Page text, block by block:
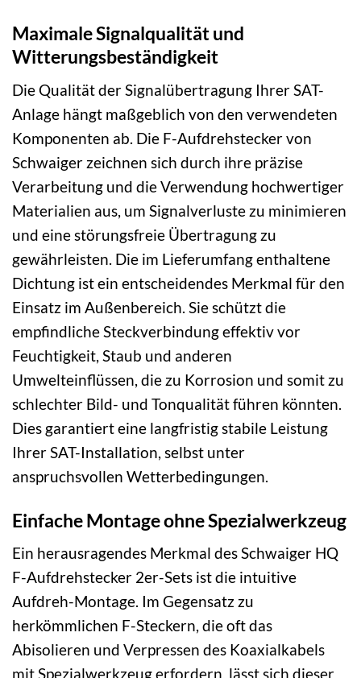
Maximale Signalqualität und
Witterungsbeständigkeit
Die Qualität der Signalübertragung Ihrer SAT-
Anlage hängt maßgeblich von den verwendeten
Komponenten ab. Die F-Aufdrehstecker von
Schwaiger zeichnen sich durch ihre präzise
Verarbeitung und die Verwendung hochwertiger
Materialien aus, um Signalverluste zu minimieren
und eine störungsfreie Übertragung zu
gewährleisten. Die im Lieferumfang enthaltene
Dichtung ist ein entscheidendes Merkmal für den
Einsatz im Außenbereich. Sie schützt die
empfindliche Steckverbindung effektiv vor
Feuchtigkeit, Staub und anderen
Umwelteinflüssen, die zu Korrosion und somit zu
schlechter Bild- und Tonqualität führen könnten.
Dies garantiert eine langfristig stabile Leistung
Ihrer SAT-Installation, selbst unter
anspruchsvollen Wetterbedingungen.
Einfache Montage ohne Spezialwerkzeug
Ein herausragendes Merkmal des Schwaiger HQ
F-Aufdrehstecker 2er-Sets ist die intuitive
Aufdreh-Montage. Im Gegensatz zu
herkömmlichen F-Steckern, die oft das
Abisolieren und Verpressen des Koaxialkabels
mit Spezialwerkzeug erfordern, lässt sich dieser